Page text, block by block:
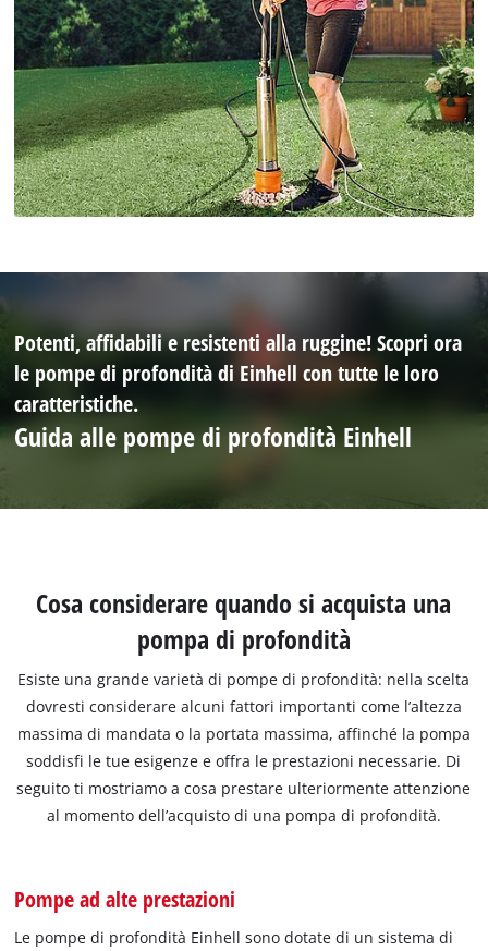
Potenti, affidabili e resistenti alla ruggine! Scopri ora
le pompe di profondità di Einhell con tutte le loro
caratteristiche.
Guida alle pompe di profondità Einhell
Cosa considerare quando si acquista una
pompa di profondità
Esiste una grande varietà di pompe di profondità: nella scelta
dovresti considerare alcuni fattori importanti come l’altezza
massima di mandata o la portata massima, affinché la pompa
soddisfi le tue esigenze e offra le prestazioni necessarie. Di
seguito ti mostriamo a cosa prestare ulteriormente attenzione
al momento dell’acquisto di una pompa di profondità.
Pompe ad alte prestazioni
Le pompe di profondità Einhell sono dotate di un sistema di